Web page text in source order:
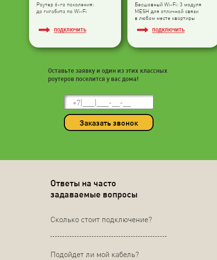
Роутер 6-го поколения:
до гигабита по Wi-Fi
ПОДКЛЮЧИТЬ
Бесшовный Wi-Fi: 3 модуля
МESH для отличной связи
в любом месте квартиры
ПОДКЛЮЧИТЬ
Оставьте заявку и один из этих классных
роутеров поселится у вас дома!
Заказать звонок
Ответы на часто
задаваемые вопросы
Сколько стоит подключение?
Подойдет ли мой кабель?